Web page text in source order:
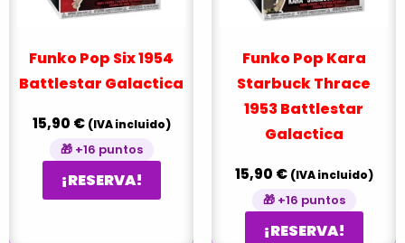
Funko Pop Six 1954
Battlestar Galactica
15,90 € (IVA incluido)
🎁 +16 puntos
¡RESERVA!
Funko Pop Kara
Starbuck Thrace
1953 Battlestar
Galactica
15,90 € (IVA incluido)
🎁 +16 puntos
¡RESERVA!